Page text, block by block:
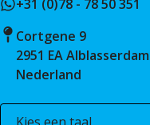
+31 (0)78 - 78 50 351
Cortgene 9
2951 EA Alblasserdam
Nederland